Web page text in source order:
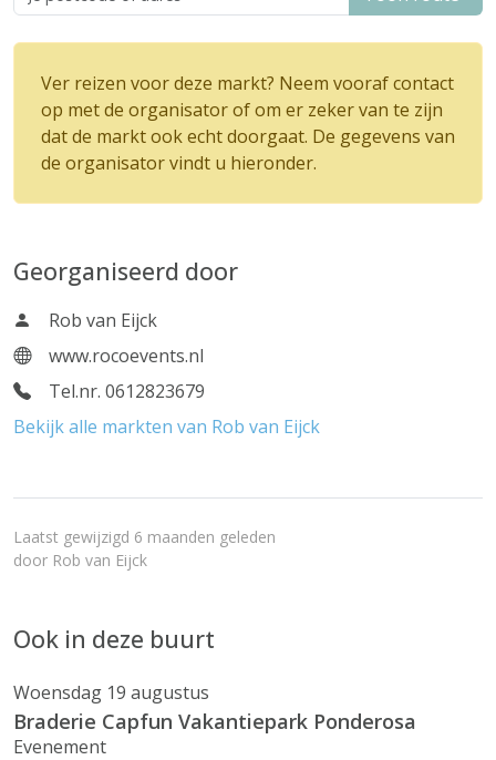
Ver reizen voor deze markt? Neem vooraf contact
op met de organisator of om er zeker van te zijn
dat de markt ook echt doorgaat. De gegevens van
de organisator vindt u hieronder.
Georganiseerd door
Rob van Eijck
www.rocoevents.nl
Tel.nr. 0612823679
Bekijk alle markten van Rob van Eijck
Laatst gewijzigd 6 maanden geleden
door Rob van Eijck
Ook in deze buurt
Woensdag 19 augustus
Braderie Capfun Vakantiepark Ponderosa
Evenement